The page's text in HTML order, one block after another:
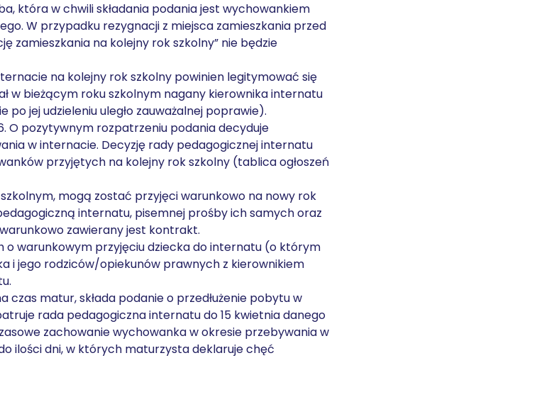
która w chwili składania podania jest wychowankiem
W przypadku rezygnacji z miejsca zamieszkania przed
zamieszkania na kolejny rok szkolny” nie będzie
na kolejny rok szkolny powinien legitymować się
w bieżącym roku szkolnym nagany kierownika internatu
jej udzieleniu uległo zauważalnej poprawie).
O pozytywnym rozpatrzeniu podania decyduje
w internacie. Decyzję rady pedagogicznej internatu
przyjętych na kolejny rok szkolny (tablica ogłoszeń
mogą zostać przyjęci warunkowo na nowy rok
internatu, pisemnej prośby ich samych oraz
zawierany jest kontrakt.
warunkowym przyjęciu dziecka do internatu (o którym
i jego rodziców/opiekunów prawnych z kierownikiem
matur, składa podanie o przedłużenie pobytu w
rada pedagogiczna internatu do 15 kwietnia danego
zachowanie wychowanka w okresie przebywania w
ilości dni, w których maturzysta deklaruje chęć